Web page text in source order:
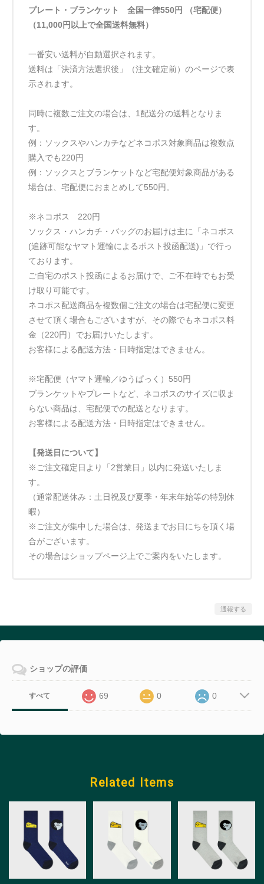
プレート・ブランケット 全国一律550円 （宅配便）
（11,000円以上で全国送料無料）
一番安い送料が自動選択されます。
送料は「決済方法選択後」（注文確定前）のページで表
示されます。
同時に複数ご注文の場合は、1配送分の送料となりま
す。
例：ソックスやハンカチなどネコポス対象商品は複数点
購入でも220円
例：ソックスとブランケットなど宅配便対象商品がある
場合は、宅配便におまとめして550円。
※ネコポス 220円
ソックス・ハンカチ・バッグのお届けは主に「ネコポス
(追跡可能なヤマト運輸によるポスト投函配送)」で行っ
ております。
ご自宅のポスト投函によるお届けで、ご不在時でもお受
け取り可能です。
ネコポス配送商品を複数個ご注文の場合は宅配便に変更
させて頂く場合もございますが、その際でもネコポス料
金（220円）でお届けいたします。
お客様による配送方法・日時指定はできません。
※宅配便（ヤマト運輸／ゆうぱっく）550円
ブランケットやプレートなど、ネコポスのサイズに収ま
らない商品は、宅配便での配送となります。
お客様による配送方法・日時指定はできません。
【発送日について】
※ご注文確定日より「2営業日」以内に発送いたしま
す。
（通常配送休み：土日祝及び夏季・年末年始等の特別休
暇）
※ご注文が集中した場合は、発送までお日にちを頂く場
合がございます。
その場合はショップページ上でご案内をいたします。
通報する
ショップの評価
すべて 69 0 0
Related Items